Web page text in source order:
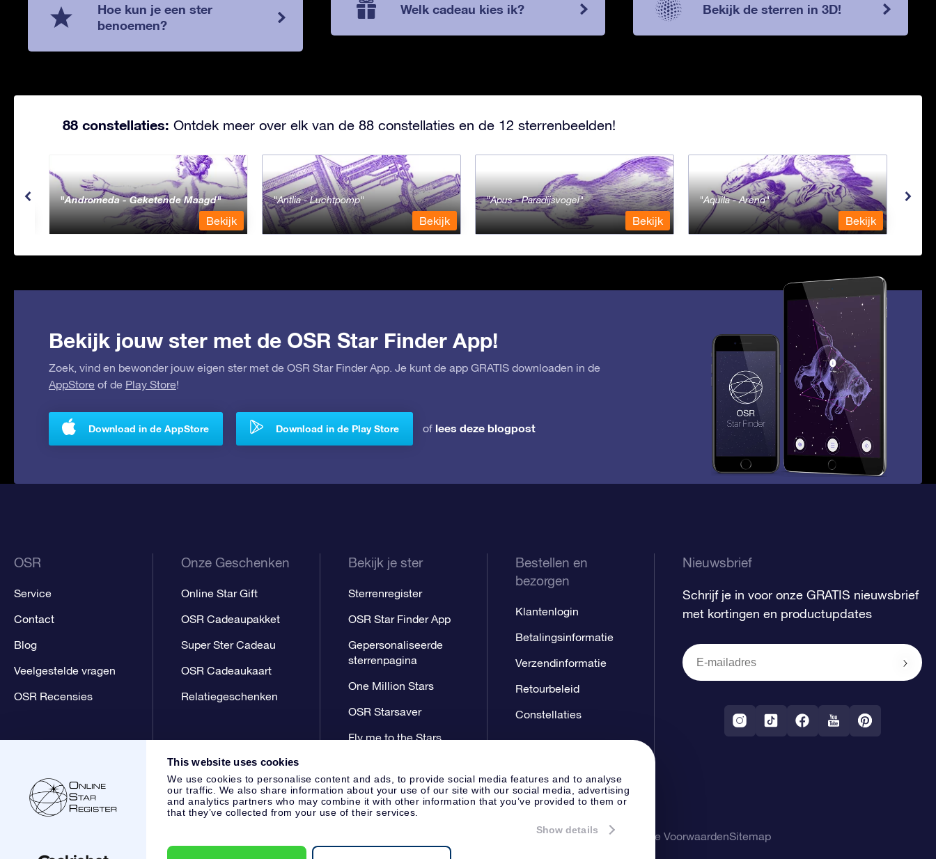
This website uses cookies
We use cookies to personalise content and ads, to provide social media features and to analyse
our traffic. We also share information about your use of our site with our social media, advertising
and analytics partners who may combine it with other information that you’ve provided to them or
that they’ve collected from your use of their services.
Show details
Hoe kun je een ster
benoemen?
Welk cadeau kies ik? Bekijk de sterren in 3D!
88 constellaties: Ontdek meer over elk van de 88 constellaties en de 12 sterrenbeelden!
Andromeda - Geketende Maagd
Bekijk
Antlia - Luchtpomp
Bekijk
Apus - Paradijsvogel
Bekijk
Aquila - Arend
Bekijk
Bekijk jouw ster met de OSR Star Finder App!
Zoek, vind en bewonder jouw eigen ster met de OSR Star Finder App. Je kunt de app GRATIS downloaden in de
AppStore of de Play Store!
Download in de AppStore Download in de Play Store of lees deze blogpost
OSR
Service
Contact
Blog
Veelgestelde vragen
OSR Recensies
Onze Geschenken
Online Star Gift
OSR Cadeaupakket
Super Ster Cadeau
OSR Cadeaukaart
Relatiegeschenken
Bekijk je ster
Sterrenregister
OSR Star Finder App
Gepersonaliseerde
sterrenpagina
One Million Stars
OSR Starsaver
Fly me to the Stars
Bestellen en
bezorgen
Klantenlogin
Betalingsinformatie
Verzendinformatie
Retourbeleid
Constellaties
Nieuwsbrief
Schrijf je in voor onze GRATIS nieuwsbrief
met kortingen en productupdates
PrivacyverklaringAlgemene VoorwaardenSitemap